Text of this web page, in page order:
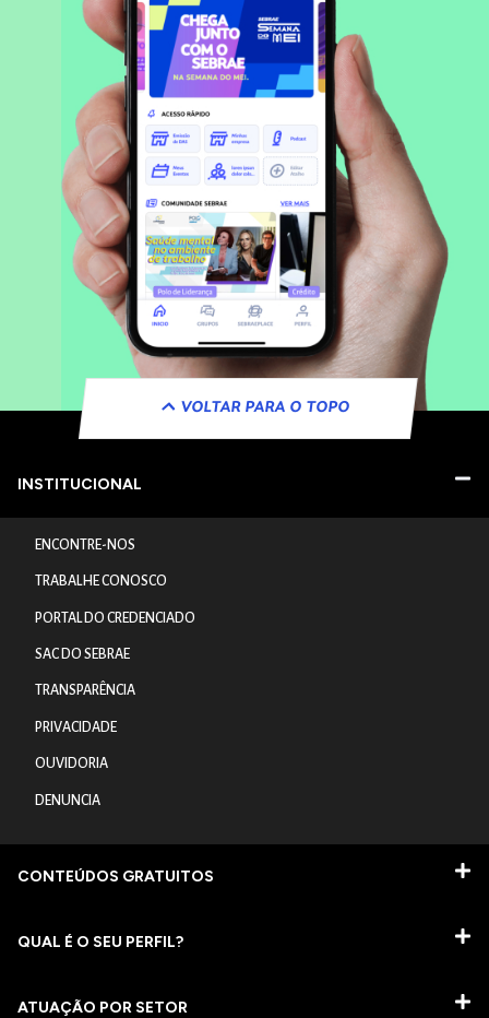
VOLTAR PARA O TOPO
INSTITUCIONAL
ENCONTRE-NOS
TRABALHE CONOSCO
PORTAL DO CREDENCIADO
SAC DO SEBRAE
TRANSPARÊNCIA
PRIVACIDADE
OUVIDORIA
DENUNCIA
CONTEÚDOS GRATUITOS
QUAL É O SEU PERFIL?
ATUAÇÃO POR SETOR